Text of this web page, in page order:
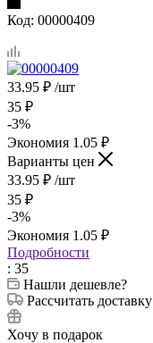
Код: 00000409
33.95 ₽ /шт
35 ₽
-3%
Экономия 1.05 ₽
Варианты цен
33.95 ₽ /шт
35 ₽
-3%
Экономия 1.05 ₽
Подробности
: 35
Нашли дешевле?
Рассчитать доставку
Хочу в подарок